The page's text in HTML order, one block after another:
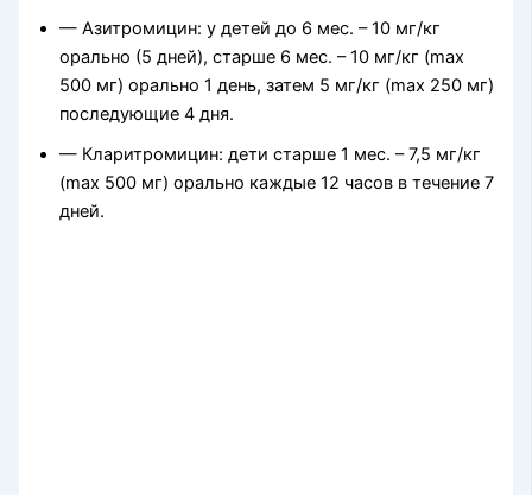
— Азитромицин: у детей до 6 мес. – 10 мг/кг
орально (5 дней), старше 6 мес. – 10 мг/кг (max
500 мг) орально 1 день, затем 5 мг/кг (max 250 мг)
последующие 4 дня.
— Кларитромицин: дети старше 1 мес. – 7,5 мг/кг
(max 500 мг) орально каждые 12 часов в течение 7
дней.